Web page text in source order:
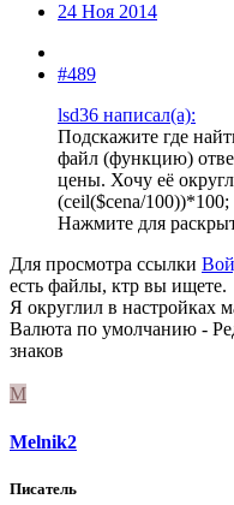
24 Ноя 2014
#489
lsd36 написал(а):
Подскажите где
файл (функцию)
цены. Хочу её
(ceil($cena/100))*100;
Нажмите для
Для просмотра ссылки
есть файлы, ктр вы ищете.
Я округлил в настройках
Валюта по умолчанию -
знаков
M
Melnik2
Писатель